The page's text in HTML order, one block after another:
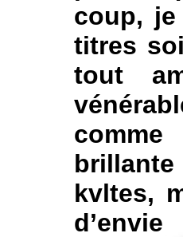
coup,
titres
tout
brillante
kvltes,